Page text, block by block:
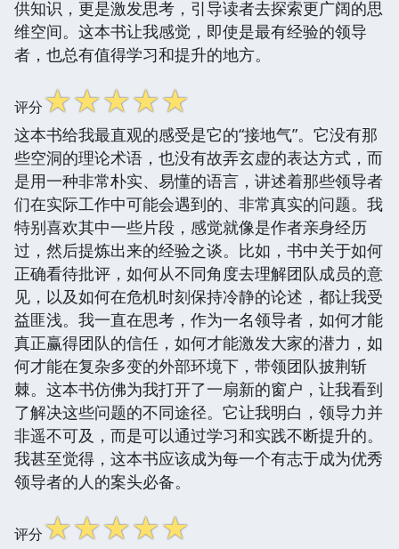
供知识，更是激发思考，引导读者去探索更广阔的思
维空间。这本书让我感觉，即使是最有经验的领导
者，也总有值得学习和提升的地方。
评分☆☆☆☆☆
这本书给我最直观的感受是它的“接地气”。它没有那
些空洞的理论术语，也没有故弄玄虚的表达方式，而
是用一种非常朴实、易懂的语言，讲述着那些领导者
们在实际工作中可能会遇到的、非常真实的问题。我
特别喜欢其中一些片段，感觉就像是作者亲身经历
过，然后提炼出来的经验之谈。比如，书中关于如何
正确看待批评，如何从不同角度去理解团队成员的意
见，以及如何在危机时刻保持冷静的论述，都让我受
益匪浅。我一直在思考，作为一名领导者，如何才能
真正赢得团队的信任，如何才能激发大家的潜力，如
何才能在复杂多变的外部环境下，带领团队披荆斩
棘。这本书仿佛为我打开了一扇新的窗户，让我看到
了解决这些问题的不同途径。它让我明白，领导力并
非遥不可及，而是可以通过学习和实践不断提升的。
我甚至觉得，这本书应该成为每一个有志于成为优秀
领导者的人的案头必备。
评分☆☆☆☆☆